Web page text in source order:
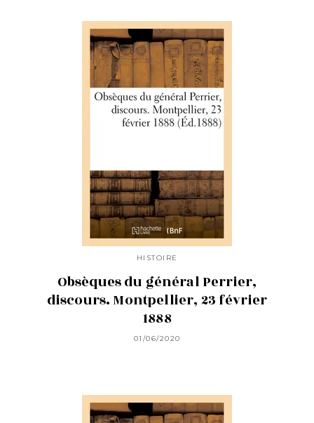
HISTOIRE
Obsèques du général Perrier,
discours. Montpellier, 23 février
1888
01/06/2020